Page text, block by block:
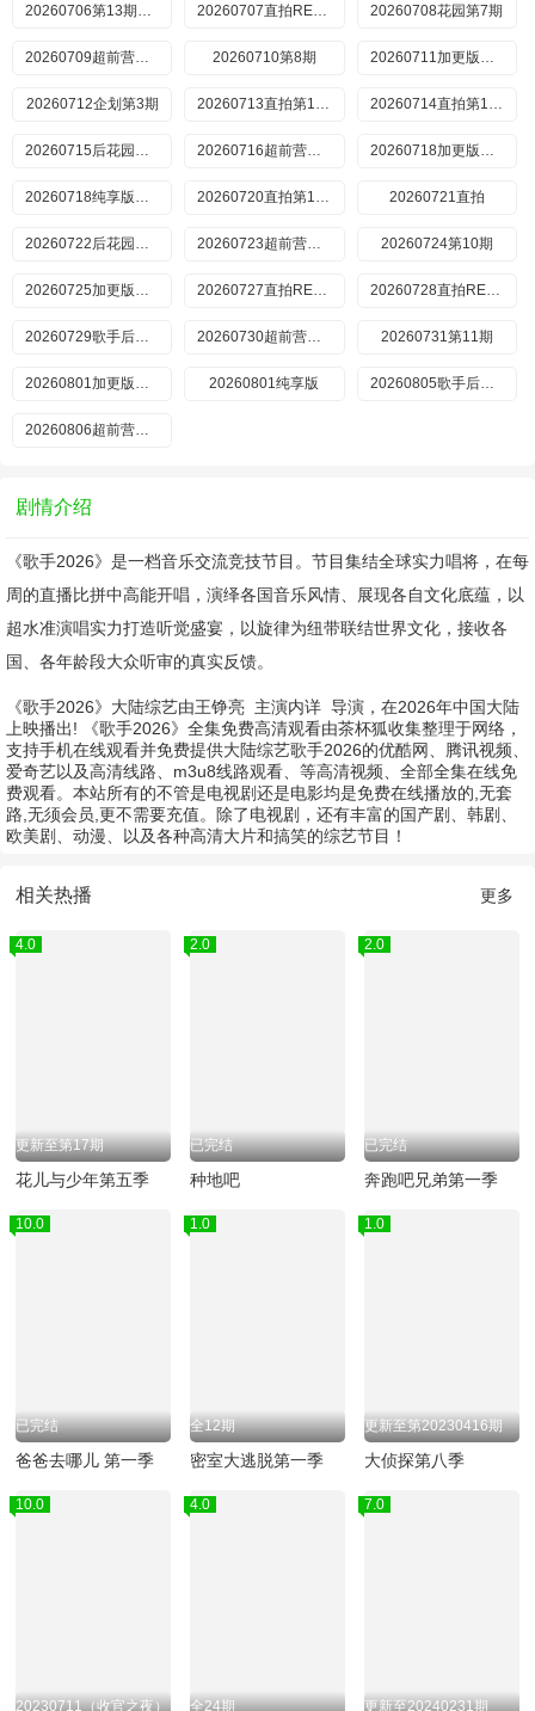
20260708花园第7期
20260710第8期
20260712企划第3期
20260721直拍
20260724第10期
20260728直拍REACTION第20期
20260731第11期
20260801纯享版 20260805歌手后花园第11期
剧情介绍
《歌手2026》是一档音乐交流竞技节目。节目集结全球实力唱将，在每
周的直播比拼中高能开唱，演绎各国音乐风情、展现各自文化底蕴，以
超水准演唱实力打造听觉盛宴，以旋律为纽带联结世界文化，接收各
国、各年龄段大众听审的真实反馈。
《歌手2026》大陆综艺由王铮亮 主演内详 导演，在2026年中国大陆
上映播出! 《歌手2026》全集免费高清观看由茶杯狐收集整理于网络，
支持手机在线观看并免费提供大陆综艺歌手2026的优酷网、腾讯视频、
爱奇艺以及高清线路、m3u8线路观看、等高清视频、全部全集在线免
费观看。本站所有的不管是电视剧还是电影均是免费在线播放的,无套
路,无须会员,更不需要充值。除了电视剧，还有丰富的国产剧、韩剧、
欧美剧、动漫、以及各种高清大片和搞笑的综艺节目！
相关热播 更多
4.0
更新至第17期
花儿与少年第五季
2.0
已完结
种地吧
2.0
已完结
奔跑吧兄弟第一季
10.0
已完结
爸爸去哪儿 第一季
1.0
全12期
密室大逃脱第一季
1.0
更新至第20230416期
大侦探第八季
10.0
20230711（收官之夜）
4.0
全24期
7.0
更新至20240231期